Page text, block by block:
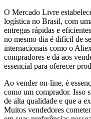
O Mercado Livre
logística no Brasil, com
entregas rápidas e
no mesmo dia é difícil de
internacionais como o
compradores e dá aos
essencial para oferecer
Ao vender on-line, é
como um comprador. Isso
de alta qualidade e que a
Muitos vendedores